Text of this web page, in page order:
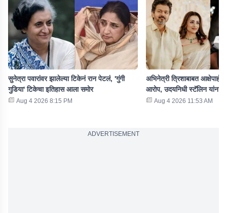
सुनेत्रा पवारांवर झालेल्या टिकेनं रान पेटलं, 'गुंगी
गुडिया' टिकेचा इतिहास आला समोर
Aug 4 2026 8:15 PM
अभिनेत्री त्रिशाबाबत आक्षेपार्ह
आरोप, उदयनिधी स्टॅलिन यांना
Aug 4 2026 11:53 AM
ADVERTISEMENT